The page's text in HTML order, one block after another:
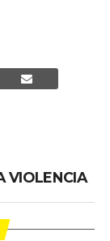
VIOLENCIA